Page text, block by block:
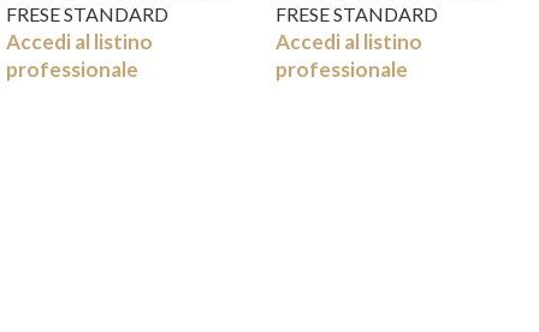
FRESE STANDARD
Accedi al listino
professionale
FRESE STANDARD
Accedi al listino
professionale